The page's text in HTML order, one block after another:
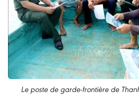
Le poste de garde-frontière de